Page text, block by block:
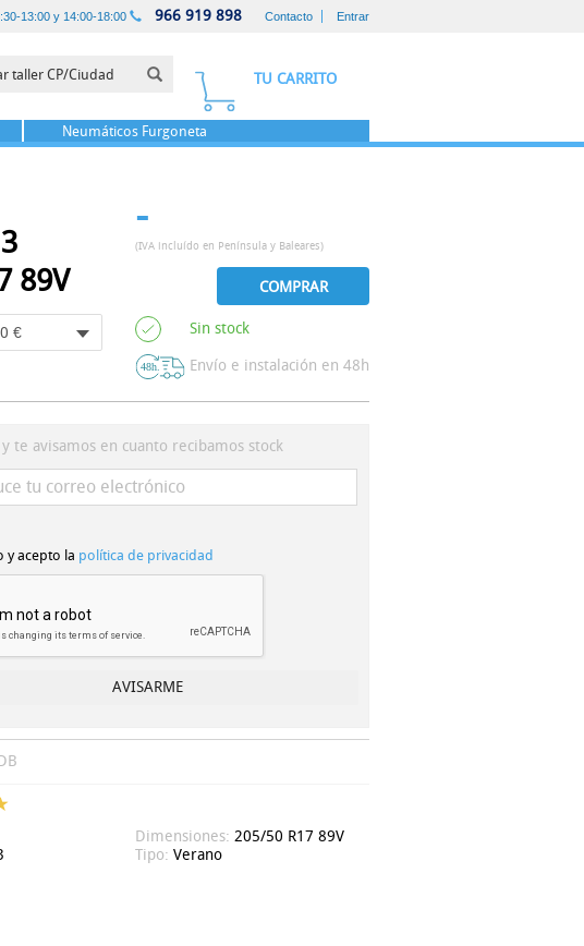
13:00 y 14:00-18:00 966 919 898 Contacto Entrar
TU CARRITO
Neumáticos Furgoneta
89V
€
-
(IVA incluído en Península y Baleares)
COMPRAR
Sin stock
Envío e instalación en 48h
te avisamos en cuanto recibamos stock
y acepto la política de privacidad
Dimensiones: 205/50 R17 89V
Tipo: Verano